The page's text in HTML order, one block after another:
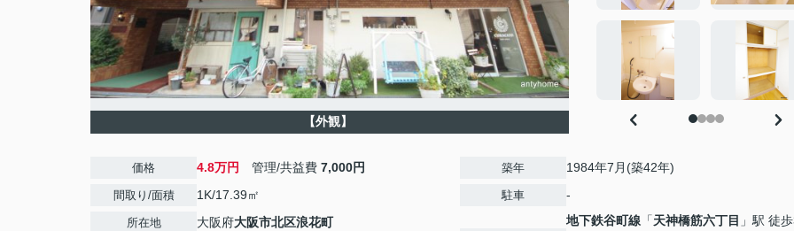
【外観】
価格 4.8万円 管理/共益費 7,000円
間取り/面積 1K/17.39㎡
所在地 大阪府大阪市北区浪花町
築年 1984年7月(築42年)
駐車 -
地下鉄谷町線 「天神橋筋六丁目 」駅 徒